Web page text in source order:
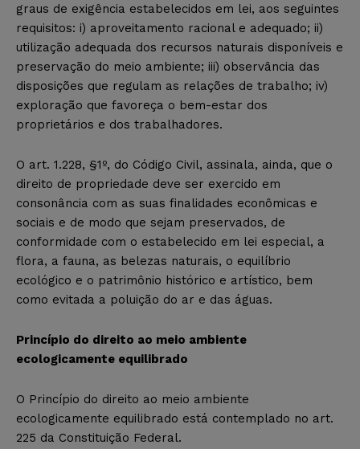
graus de exigência estabelecidos em lei, aos seguintes
requisitos: i) aproveitamento racional e adequado; ii)
utilização adequada dos recursos naturais disponíveis e
preservação do meio ambiente; iii) observância das
disposições que regulam as relações de trabalho; iv)
exploração que favoreça o bem-estar dos
proprietários e dos trabalhadores.
O art. 1.228, §1º, do Código Civil, assinala, ainda, que o
direito de propriedade deve ser exercido em
consonância com as suas finalidades econômicas e
sociais e de modo que sejam preservados, de
conformidade com o estabelecido em lei especial, a
flora, a fauna, as belezas naturais, o equilíbrio
ecológico e o patrimônio histórico e artístico, bem
como evitada a poluição do ar e das águas.
Princípio do direito ao meio ambiente
ecologicamente equilibrado
O Princípio do direito ao meio ambiente
ecologicamente equilibrado está contemplado no art.
225 da Constituição Federal.